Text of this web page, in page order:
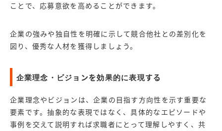
ことで、応募意欲を高めることができます。
企業の強みや独自性を明確に示して競合他社との差別化を
図り、優秀な人材を獲得しましょう。
企業理念・ビジョンを効果的に表現する
企業理念やビジョンは、企業の目指す方向性を示す重要な
要素です。抽象的な表現ではなく、具体的なエピソードや
事例を交えて説明すれば求職者にとって理解しやすく、共